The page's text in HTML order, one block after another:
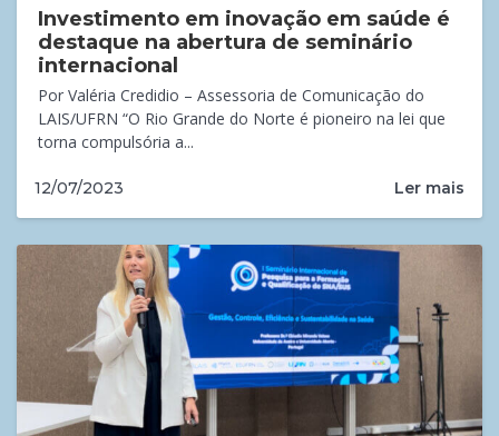
Investimento em inovação em saúde é
destaque na abertura de seminário
internacional
Por Valéria Credidio – Assessoria de Comunicação do
LAIS/UFRN “O Rio Grande do Norte é pioneiro na lei que
torna compulsória a...
12/07/2023 Ler mais